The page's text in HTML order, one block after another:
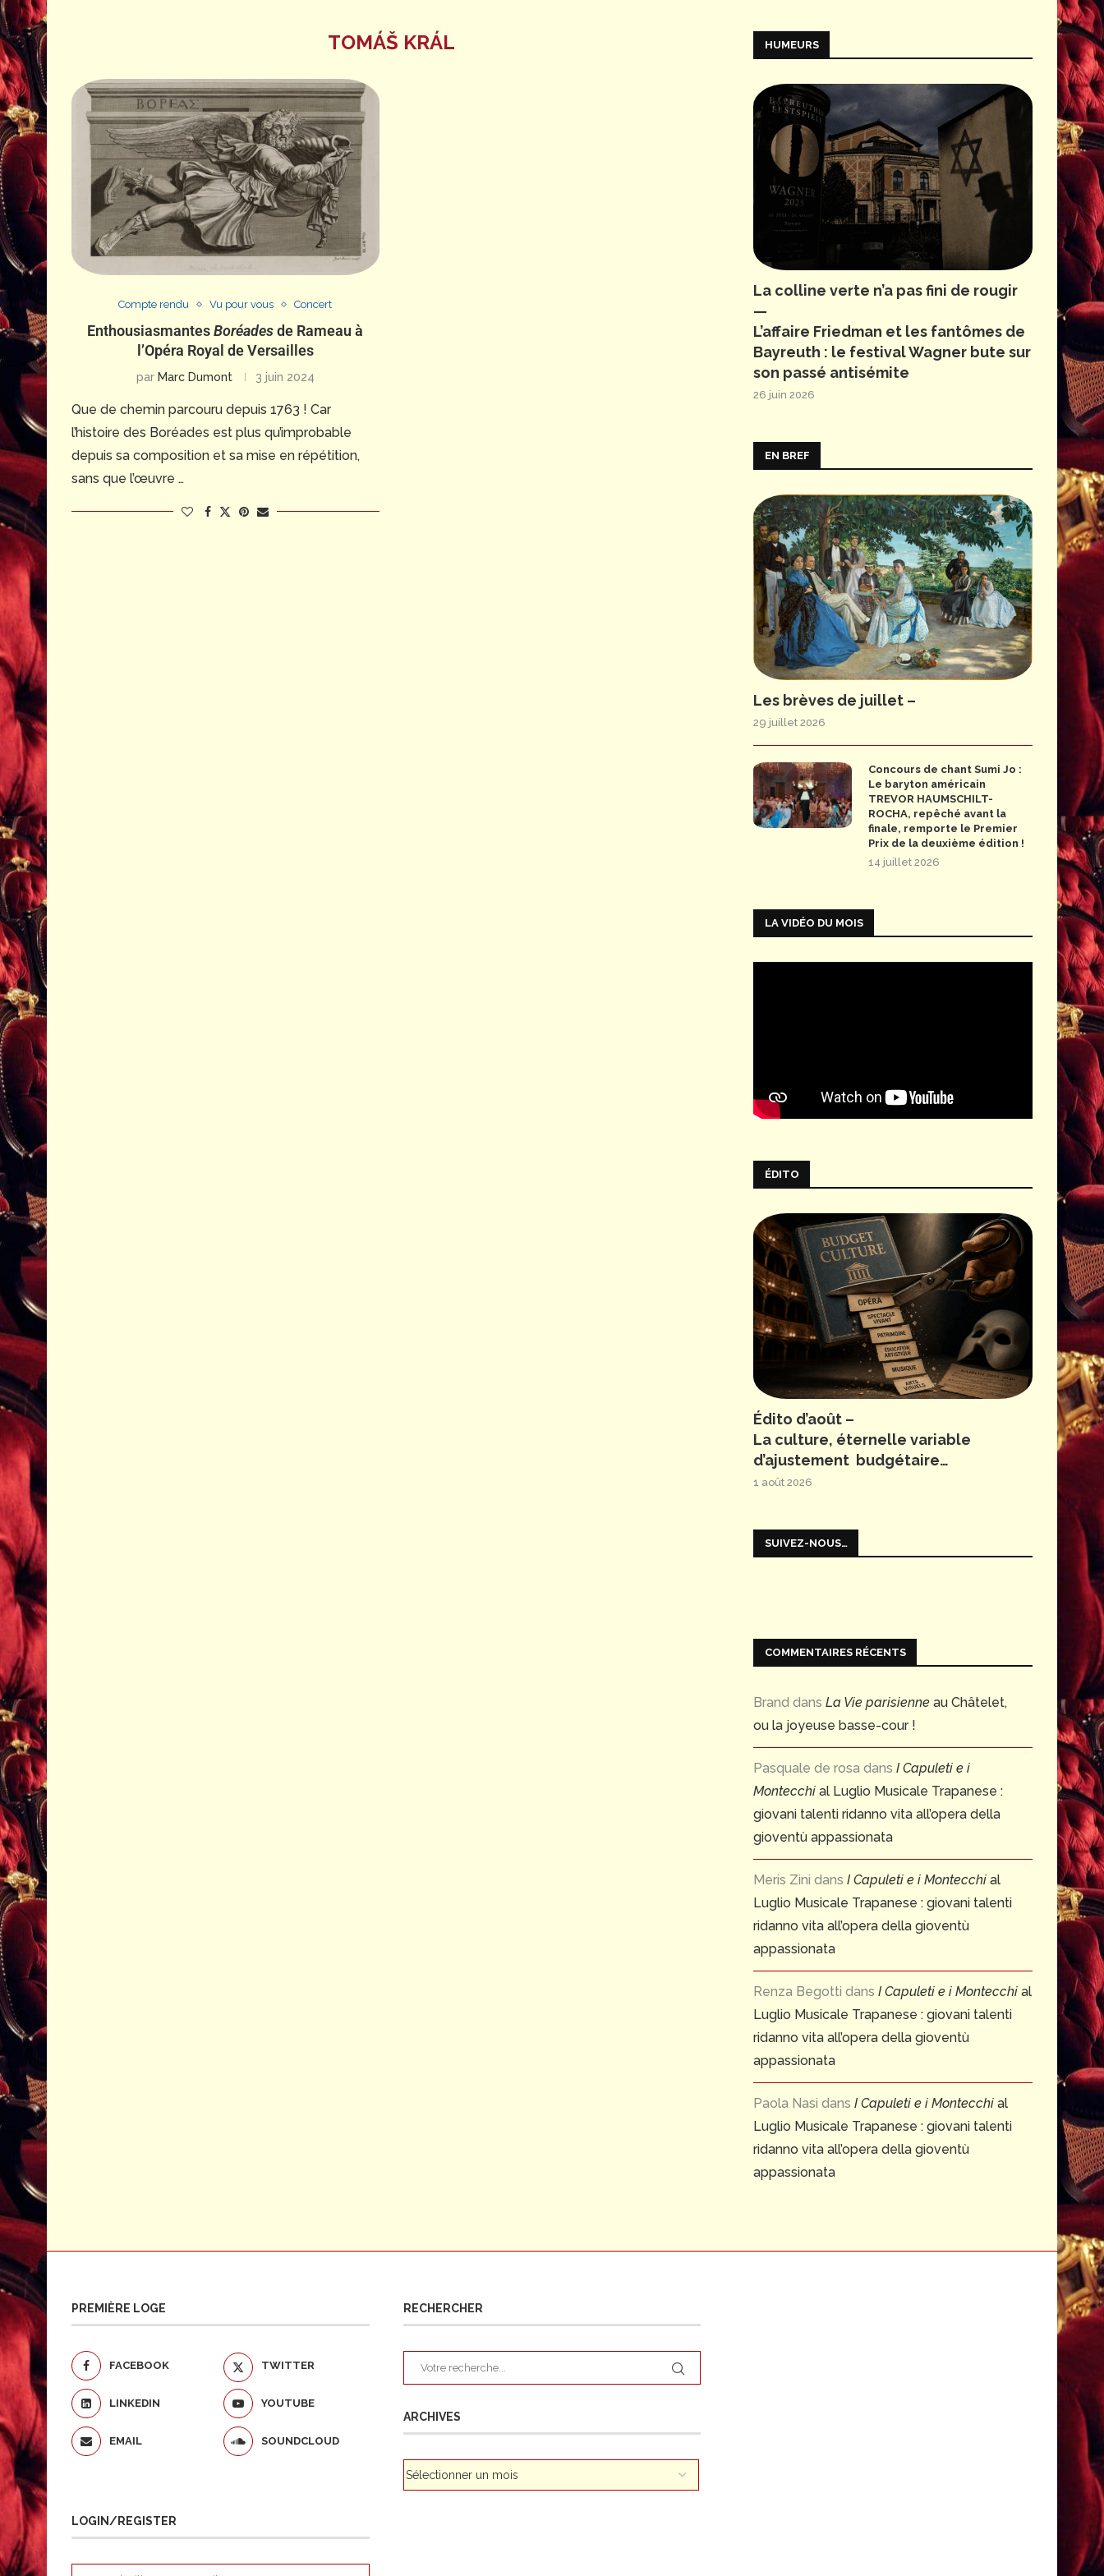
TOMÁŠ KRÁL
Compte rendu Vu pour vous Concert
EnthousiasmantesBoréadesde Rameau à
l’Opéra Royal de Versailles
par Marc Dumont 3 juin 2024
Que de chemin parcouru depuis 1763 ! Car
l’histoire des Boréades est plus qu’improbable
depuis sa composition et sa mise en répétition,
sans que l’œuvre …
HUMEURS
La colline verte n’a pas fini de rougir
—
L’affaire Friedman et les fantômes de
Bayreuth : le festival Wagner bute sur
son passé antisémite
26 juin 2026
EN BREF
Les brèves de juillet –
29 juillet 2026
Concours de chant Sumi Jo :
Le baryton américain
TREVOR HAUMSCHILT-
ROCHA, repêché avant la
finale, remporte le Premier
Prix de la deuxième édition !
14 juillet 2026
LA VIDÉO DU MOIS
ÉDITO
Édito d’août –
La culture, éternelle variable
d’ajustement budgétaire…
1 août 2026
SUIVEZ-NOUS…
COMMENTAIRES RÉCENTS
Brand dans La Vie parisienne au Châtelet,
ou la joyeuse basse-cour !
Pasquale de rosa dans I Capuleti e i
Montecchi al Luglio Musicale Trapanese :
giovani talenti ridanno vita all’opera della
gioventù appassionata
Meris Zini dans I Capuleti e i Montecchi al
Luglio Musicale Trapanese : giovani talenti
ridanno vita all’opera della gioventù
appassionata
Renza Begotti dans I Capuleti e i Montecchi al
Luglio Musicale Trapanese : giovani talenti
ridanno vita all’opera della gioventù
appassionata
Paola Nasi dans I Capuleti e i Montecchi al
Luglio Musicale Trapanese : giovani talenti
ridanno vita all’opera della gioventù
appassionata
PREMIÈRE LOGE
FACEBOOK TWITTER
LINKEDIN YOUTUBE
EMAIL SOUNDCLOUD
LOGIN/REGISTER
RECHERCHER
ARCHIVES